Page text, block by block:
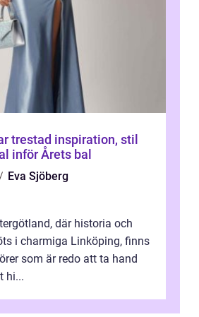
stil
inför Årets bal
Eva Sjöberg
där historia och
i charmiga Linköping, finns
som är redo att ta hand
hi...